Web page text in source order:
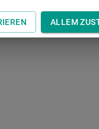
ALLEM